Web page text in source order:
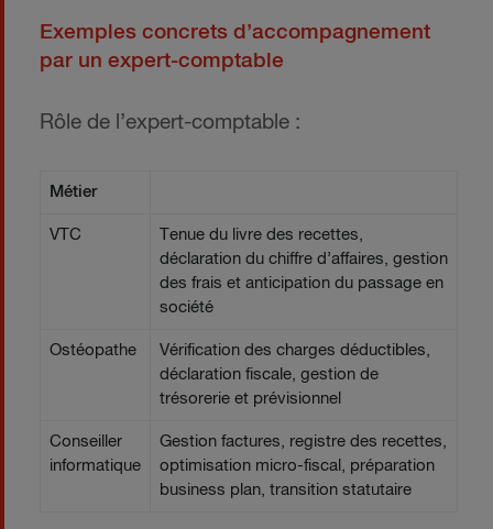
Exemples concrets d’accompagnement
par un expert-comptable
Rôle de l’expert-comptable :
Métier
VTC
Tenue du livre des recettes,
déclaration du chiffre d’affaires, gestion
des frais et anticipation du passage en
société
Ostéopathe
Vérification des charges déductibles,
déclaration fiscale, gestion de
trésorerie et prévisionnel
Conseiller
informatique
Gestion factures, registre des recettes,
optimisation micro-fiscal, préparation
business plan, transition statutaire